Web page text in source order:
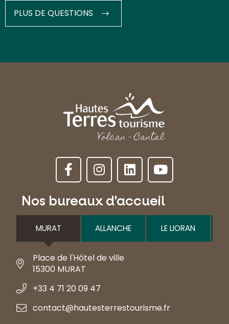
PLUS DE QUESTIONS
Nos bureaux d'accueil
MURAT ALLANCHE LE LIORAN
Place de l'Hôtel de ville
15300 MURAT
+33 4 71 20 09 47
contact@hautesterrestourisme.fr